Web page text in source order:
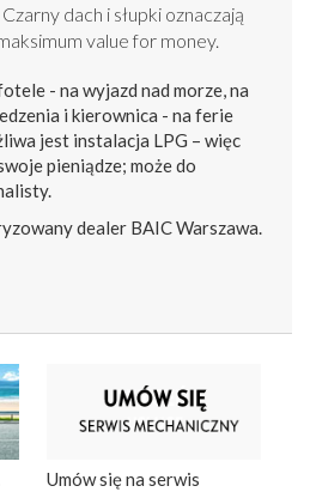
dach i słupki oznaczają
value for money.
- na wyjazd nad morze, na
i kierownica - na ferie
jest instalacja LPG – więc
pieniądze; może do
dealer BAIC Warszawa.
Umów się na serwis